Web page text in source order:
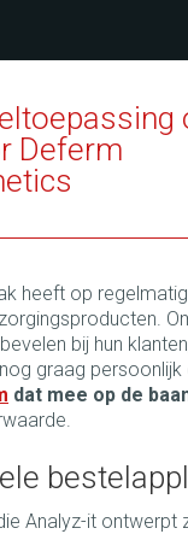
Deferm
heeft op
bij hun
graag
dat mee op de
Analyz-it ontwerpt